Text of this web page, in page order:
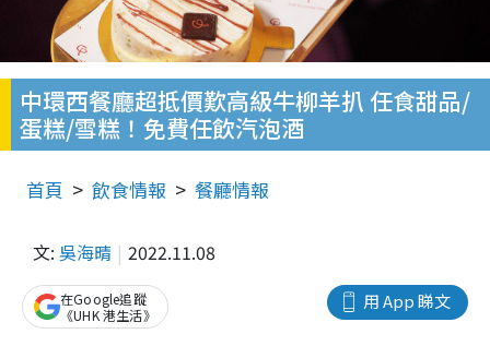
中環西餐廳超抵價歎高級牛柳羊扒 任食甜品/
蛋糕/雪糕！免費任飲汽泡酒
首頁 飲食情報 餐廳情報
文: 吳海晴 2022.11.08
用 App 睇文
在Google追蹤
《UHK 港生活》